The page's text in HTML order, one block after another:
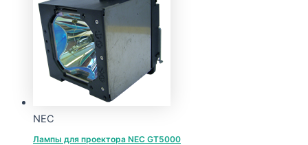
40566 ₽
NEC
Лампы для проектора NEC GT5000